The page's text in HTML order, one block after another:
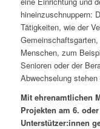
hineinzuschnuppern:
Tätigkeiten, wie der
Menschen, zum
Senioren oder der
Abwechselung
Mit ehrenamtlichen
Projekten am 6.
Unterstützer:innen